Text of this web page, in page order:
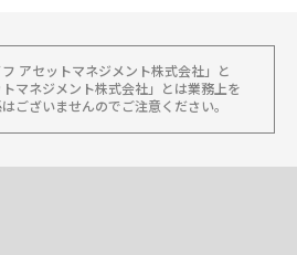
アセットマネジメント株式会社」と
トマネジメント株式会社」とは業務上を
ございませんのでご注意ください。